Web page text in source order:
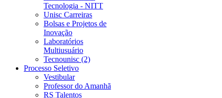
Tecnologia - NITT
Unisc Carreiras
Bolsas e Projetos de
Inovação
Laboratórios
Multiusuário
Tecnounisc (2)
Processo Seletivo
Vestibular
Professor do Amanhã
RS Talentos